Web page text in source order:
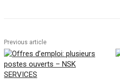
Previous article